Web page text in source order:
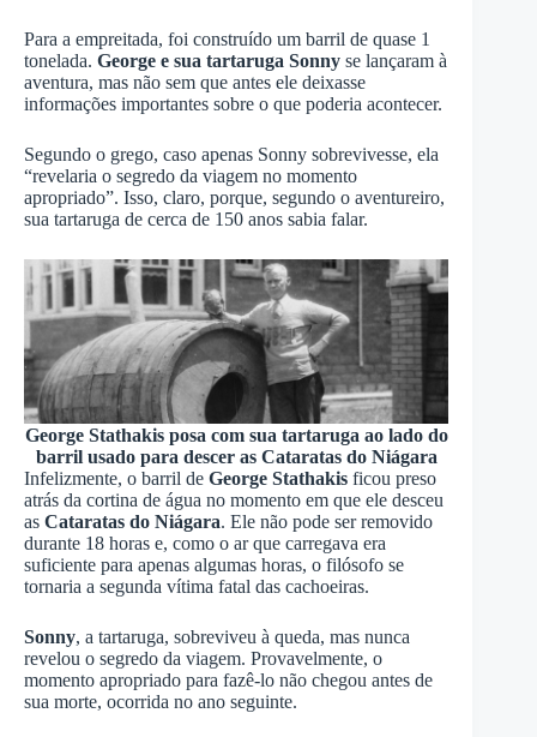
Para a empreitada, foi construído um barril de quase 1
tonelada. George e sua tartaruga Sonny se lançaram à
aventura, mas não sem que antes ele deixasse
informações importantes sobre o que poderia acontecer.
Segundo o grego, caso apenas Sonny sobrevivesse, ela
“revelaria o segredo da viagem no momento
apropriado”. Isso, claro, porque, segundo o aventureiro,
sua tartaruga de cerca de 150 anos sabia falar.
George Stathakis posa com sua tartaruga ao lado do
barril usado para descer as Cataratas do Niágara
Infelizmente, o barril de George Stathakis ficou preso
atrás da cortina de água no momento em que ele desceu
as Cataratas do Niágara. Ele não pode ser removido
durante 18 horas e, como o ar que carregava era
suficiente para apenas algumas horas, o filósofo se
tornaria a segunda vítima fatal das cachoeiras.
Sonny, a tartaruga, sobreviveu à queda, mas nunca
revelou o segredo da viagem. Provavelmente, o
momento apropriado para fazê-lo não chegou antes de
sua morte, ocorrida no ano seguinte.